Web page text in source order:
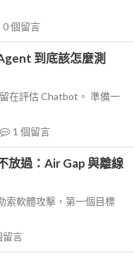
0個留言
到底該怎麼測
在評估 Chatbot。 準備一
1 個留言
放過：Air Gap 與離線
索軟體攻擊，第一個目標
留言